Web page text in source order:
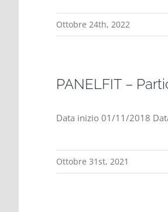
Ottobre 24th, 2022
PANELFIT –
Data inizio 01/11/2018
Ottobre 31st, 2021